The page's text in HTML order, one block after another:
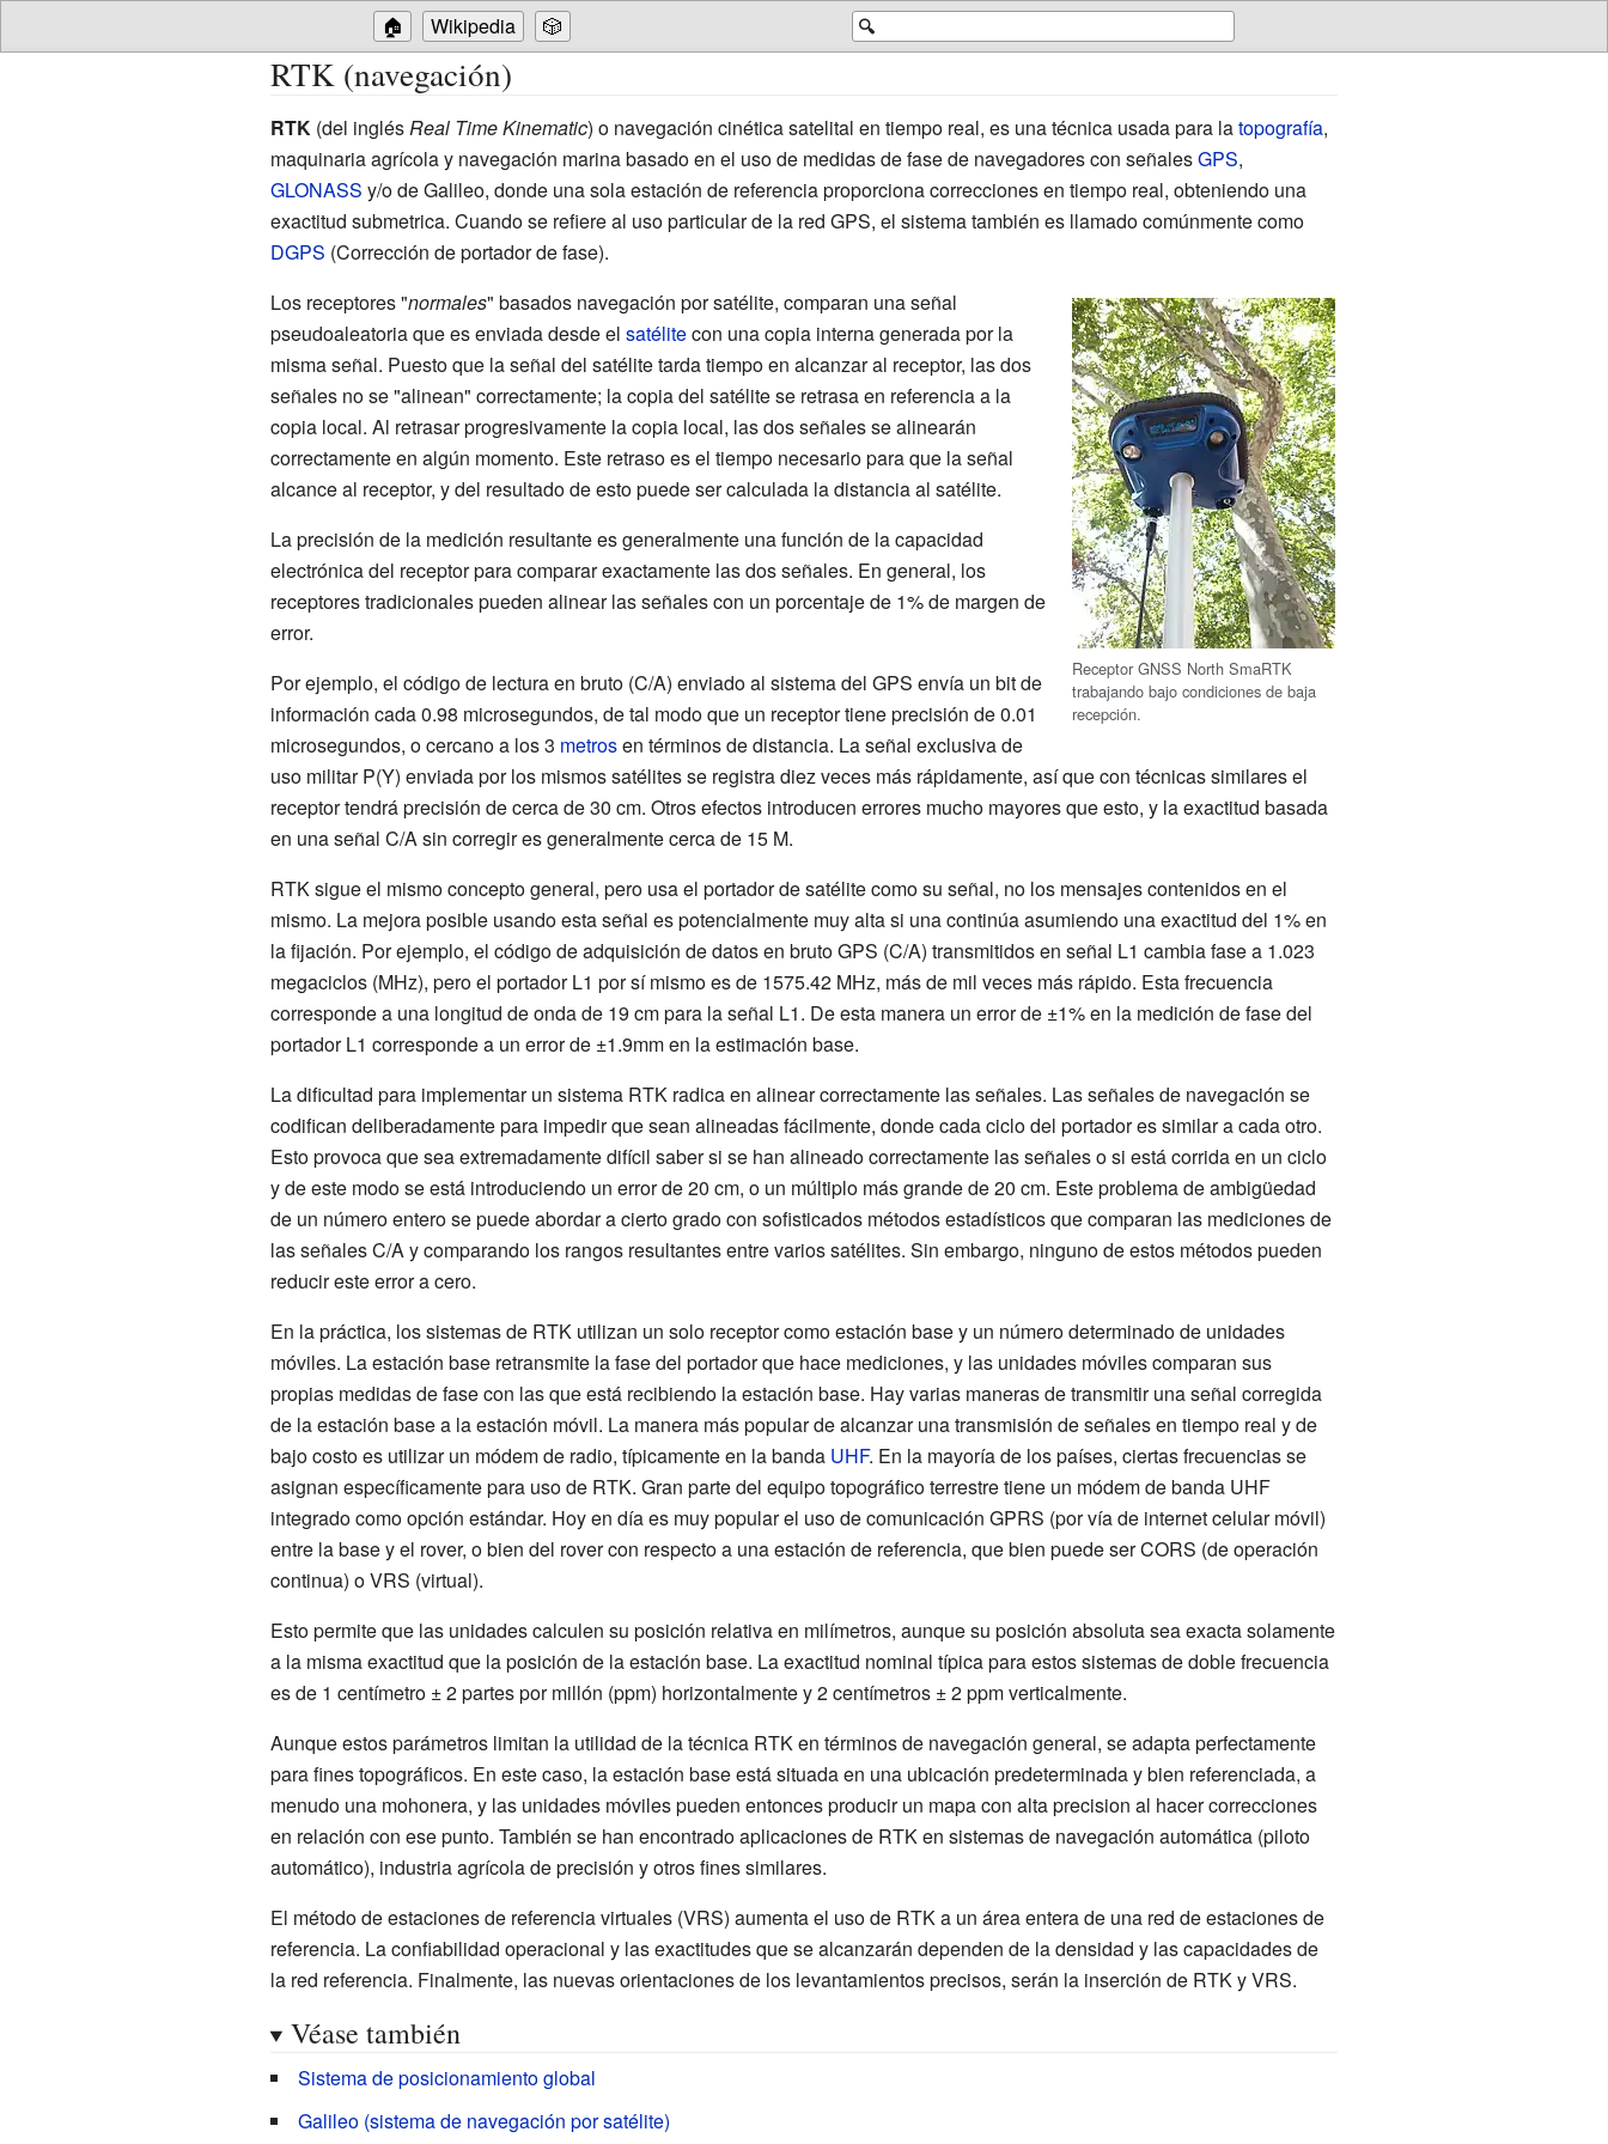
🔍
🏠 Wikipedia 🎲
RTK (navegación)
RTK (del inglés Real Time Kinematic) o navegación cinética satelital en tiempo real, es una técnica usada para latopografía,
maquinaria agrícola y navegación marina basado en el uso de medidas de fase de navegadores con señalesGPS,
GLONASS y/o de Galileo, donde una sola estación de referencia proporciona correcciones en tiempo real, obteniendo una
exactitud submetrica. Cuando se refiere al uso particular de la red GPS, el sistema también es llamado comúnmente como
DGPS (Corrección de portador de fase).
Receptor GNSS North SmaRTK
trabajando bajo condiciones de baja
recepción.
Los receptores "normales" basados navegación por satélite, comparan una señal
pseudoaleatoria que es enviada desde el satélitecon una copia interna generada por la
misma señal. Puesto que la señal del satélite tarda tiempo en alcanzar al receptor, las dos
señales no se "alinean" correctamente; la copia del satélite se retrasa en referencia a la
copia local. Al retrasar progresivamente la copia local, las dos señales se alinearán
correctamente en algún momento. Este retraso es el tiempo necesario para que la señal
alcance al receptor, y del resultado de esto puede ser calculada la distancia al satélite.
La precisión de la medición resultante es generalmente una función de la capacidad
electrónica del receptor para comparar exactamente las dos señales. En general, los
receptores tradicionales pueden alinear las señales con un porcentaje de 1% de margen de
error.
Por ejemplo, el código de lectura en bruto (C/A) enviado al sistema del GPS envía un bit de
información cada 0.98 microsegundos, de tal modo que un receptor tiene precisión de 0.01
microsegundos, o cercano a los 3 metrosen términos de distancia. La señal exclusiva de
uso militar P(Y) enviada por los mismos satélites se registra diez veces más rápidamente, así que con técnicas similares el
receptor tendrá precisión de cerca de 30 cm. Otros efectos introducen errores mucho mayores que esto, y la exactitud basada
en una señal C/A sin corregir es generalmente cerca de 15 M.
RTK sigue el mismo concepto general, pero usa el portador de satélite como su señal, no los mensajes contenidos en el
mismo. La mejora posible usando esta señal es potencialmente muy alta si una continúa asumiendo una exactitud del 1% en
la fijación. Por ejemplo, el código de adquisición de datos en bruto GPS (C/A) transmitidos en señal L1 cambia fase a 1.023
megaciclos (MHz), pero el portador L1 por sí mismo es de 1575.42 MHz, más de mil veces más rápido. Esta frecuencia
corresponde a una longitud de onda de 19 cm para la señal L1. De esta manera un error de ±1% en la medición de fase del
portador L1 corresponde a un error de ±1.9mm en la estimación base.
La dificultad para implementar un sistema RTK radica en alinear correctamente las señales. Las señales de navegación se
codifican deliberadamente para impedir que sean alineadas fácilmente, donde cada ciclo del portador es similar a cada otro.
Esto provoca que sea extremadamente difícil saber si se han alineado correctamente las señales o si está corrida en un ciclo
y de este modo se está introduciendo un error de 20 cm, o un múltiplo más grande de 20 cm. Este problema de ambigüedad
de un número entero se puede abordar a cierto grado con sofisticados métodos estadísticos que comparan las mediciones de
las señales C/A y comparando los rangos resultantes entre varios satélites. Sin embargo, ninguno de estos métodos pueden
reducir este error a cero.
En la práctica, los sistemas de RTK utilizan un solo receptor como estación base y un número determinado de unidades
móviles. La estación base retransmite la fase del portador que hace mediciones, y las unidades móviles comparan sus
propias medidas de fase con las que está recibiendo la estación base. Hay varias maneras de transmitir una señal corregida
de la estación base a la estación móvil. La manera más popular de alcanzar una transmisión de señales en tiempo real y de
bajo costo es utilizar un módem de radio, típicamente en la banda UHF. En la mayoría de los países, ciertas frecuencias se
asignan específicamente para uso de RTK. Gran parte del equipo topográfico terrestre tiene un módem de banda UHF
integrado como opción estándar. Hoy en día es muy popular el uso de comunicación GPRS (por vía de internet celular móvil)
entre la base y el rover, o bien del rover con respecto a una estación de referencia, que bien puede ser CORS (de operación
continua) o VRS (virtual).
Esto permite que las unidades calculen su posición relativa en milímetros, aunque su posición absoluta sea exacta solamente
a la misma exactitud que la posición de la estación base. La exactitud nominal típica para estos sistemas de doble frecuencia
es de 1 centímetro ± 2 partes por millón (ppm) horizontalmente y 2 centímetros ± 2 ppm verticalmente.
Aunque estos parámetros limitan la utilidad de la técnica RTK en términos de navegación general, se adapta perfectamente
para fines topográficos. En este caso, la estación base está situada en una ubicación predeterminada y bien referenciada, a
menudo una mohonera, y las unidades móviles pueden entonces producir un mapa con alta precision al hacer correcciones
en relación con ese punto. También se han encontrado aplicaciones de RTK en sistemas de navegación automática (piloto
automático), industria agrícola de precisión y otros fines similares.
El método de estaciones de referencia virtuales (VRS) aumenta el uso de RTK a un área entera de una red de estaciones de
referencia. La confiabilidad operacional y las exactitudes que se alcanzarán dependen de la densidad y las capacidades de
la red referencia. Finalmente, las nuevas orientaciones de los levantamientos precisos, serán la inserción de RTK y VRS.
Véase también
Sistema de posicionamiento global
Galileo (sistema de navegación por satélite)